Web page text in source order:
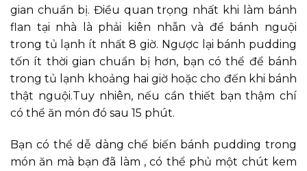
gian chuẩn bị. Điều quan trọng nhất khi làm bánh
flan tại nhà là phải kiên nhẫn và để bánh nguội
trong tủ lạnh ít nhất 8 giờ. Ngược lại bánh pudding
tốn ít thời gian chuẩn bị hơn, bạn có thể để bánh
trong tủ lạnh khoảng hai giờ hoặc cho đến khi bánh
thật nguội.Tuy nhiên, nếu cần thiết bạn thậm chí
có thể ăn món đó sau 15 phút.
Bạn có thể dễ dàng chế biến bánh pudding trong
món ăn mà bạn đã làm , có thể phủ một chút kem